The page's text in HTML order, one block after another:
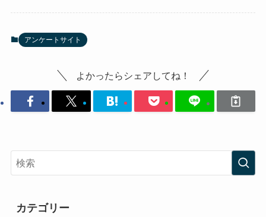
アンケートサイト
よかったらシェアしてね！
カテゴリー